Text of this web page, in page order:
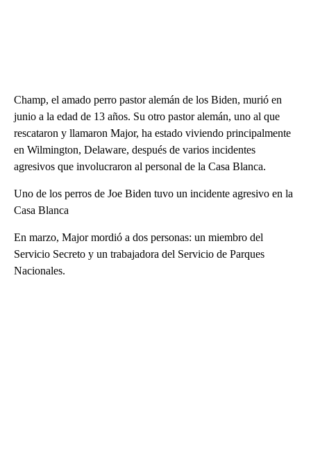
Champ, el amado perro pastor alemán de los Biden, murió en
junio a la edad de 13 años. Su otro pastor alemán, uno al que
rescataron y llamaron Major, ha estado viviendo principalmente
en Wilmington, Delaware, después de varios incidentes
agresivos que involucraron al personal de la Casa Blanca.
Uno de los perros de Joe Biden tuvo un incidente agresivo en la
Casa Blanca
En marzo, Major mordió a dos personas: un miembro del
Servicio Secreto y un trabajadora del Servicio de Parques
Nacionales.